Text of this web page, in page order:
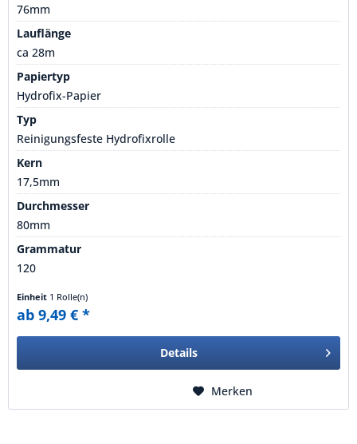
76mm
Lauflänge
ca 28m
Papiertyp
Hydrofix-Papier
Typ
Reinigungsfeste Hydrofixrolle
Kern
17,5mm
Durchmesser
80mm
Grammatur
120
Einheit 1 Rolle(n)
ab 9,49 € *
Details
Merken